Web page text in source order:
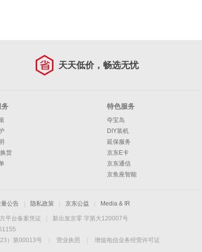
天天低价，畅选无忧
务
货
特色服务
夺宝岛
DIY装机
延保服务
京东E卡
京东通信
京鱼座智能
量公告 隐私政策 京东公益 Media & IR
平台备案凭证
新出发京零 字第大120007号
）第00013号 营业执照
增值电信业务经营许可证